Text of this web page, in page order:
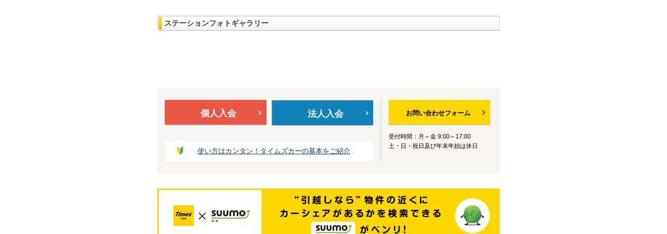
ステーションフォトギャラリー
個人入会 法人入会
使い方はカンタン！タイムズカーの基本をご紹介
お問い合わせフォーム
受付時間：月～金 9:00～17:00
土・日・祝日及び年末年始は休日